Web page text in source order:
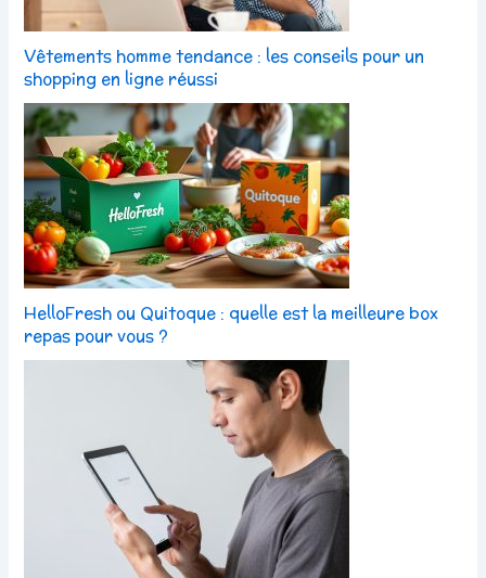
Vêtements homme tendance : les conseils pour un
shopping en ligne réussi
HelloFresh ou Quitoque : quelle est la meilleure box
repas pour vous ?